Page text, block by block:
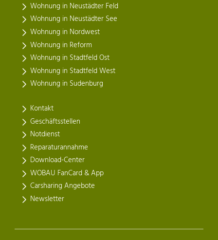
Wohnung in Neustädter Feld
Wohnung in Neustädter See
Wohnung in Nordwest
Wohnung in Reform
Wohnung in Stadtfeld Ost
Wohnung in Stadtfeld West
Wohnung in Sudenburg
Kontakt
Geschäftsstellen
Notdienst
Reparaturannahme
Download-Center
WOBAU FanCard & App
Carsharing Angebote
Newsletter